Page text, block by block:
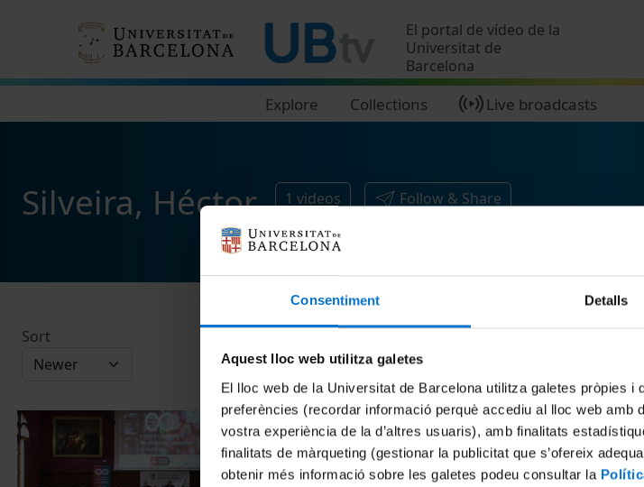
Consentiment Detalls
Aquest lloc web utilitza galetes
El lloc web de la Universitat de Barcelona utilitza galetes pròpies
preferències (recordar informació perquè accediu al lloc web
vostra experiència de la d’altres usuaris), amb finalitats
finalitats de màrqueting (gestionar la publicitat que s’ofereix
obtenir més informació sobre les galetes podeu consultar la
El portal de vídeo de la
Universitat de
Barcelona
Explore Collections Live broadcasts
Silveira, Héctor 1 videos Follow & Share
Sort